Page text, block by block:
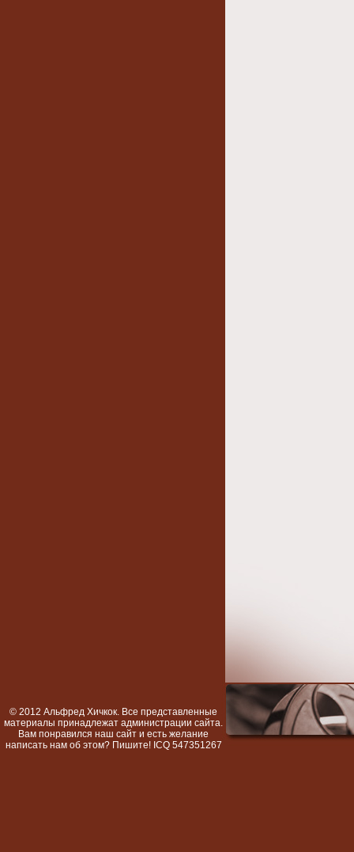
© 2012 Альфред Хичкок. Все представленные
материалы принадлежат администрации сайта.
Вам понравился наш сайт и есть желание
написать нам об этом? Пишите! ICQ 547351267